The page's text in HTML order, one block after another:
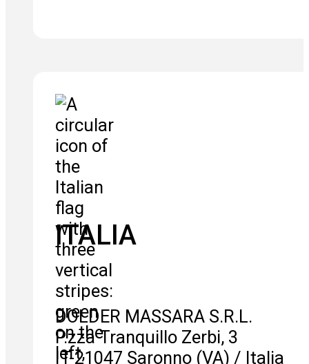
ITALIA
DOLDER MASSARA S.R.L.
P.zza Tranquillo Zerbi, 3
IT-21047 Saronno (VA) / Italia